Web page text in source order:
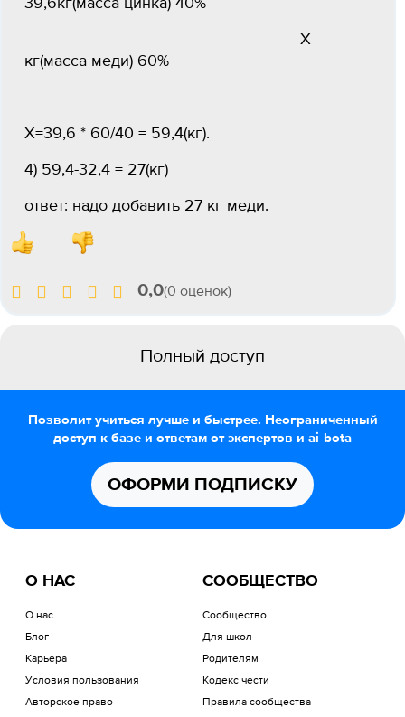
39,6кг(масса цинка) 40%
Х
кг(масса меди) 60%
Х=39,6 * 60/40 = 59,4(кг).
4) 59,4-32,4 = 27(кг)
ответ: надо добавить 27 кг меди.
0,0(0 оценок)
Полный доступ
Позволит учиться лучше и быстрее. Неограниченный
доступ к базе и ответам от экспертов и ai-bota
ОФОРМИ ПОДПИСКУ
О НАС
О нас
Блог
Карьера
Условия пользования
Авторское право
СООБЩЕСТВО
Сообщество
Для школ
Родителям
Кодекс чести
Правила сообщества